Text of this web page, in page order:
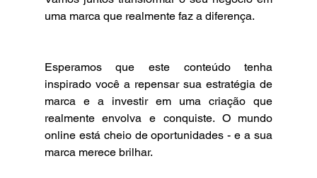
uma marca que realmente faz a diferença.
Esperamos que este conteúdo tenha
inspirado você a repensar sua estratégia de
marca e a investir em uma criação que
realmente envolva e conquiste. O mundo
online está cheio de oportunidades - e a sua
marca merece brilhar.